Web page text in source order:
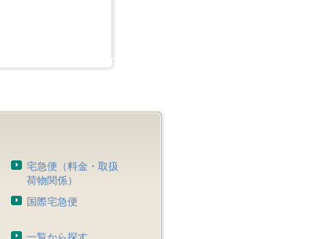
宅急便（料金・取扱
荷物関係）
国際宅急便